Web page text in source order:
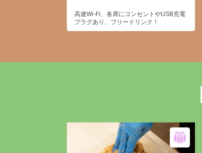
高速Wi-Fi、各席にコンセントやUSB充電
プラグあり、フリードリンク！